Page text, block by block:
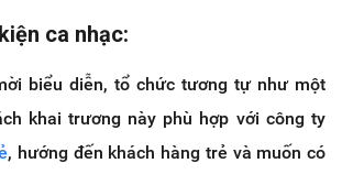
ca nhạc:
biểu diễn, tổ chức tương tự như một
khai trương này phù hợp với công ty
, hướng đến khách hàng trẻ và muốn có